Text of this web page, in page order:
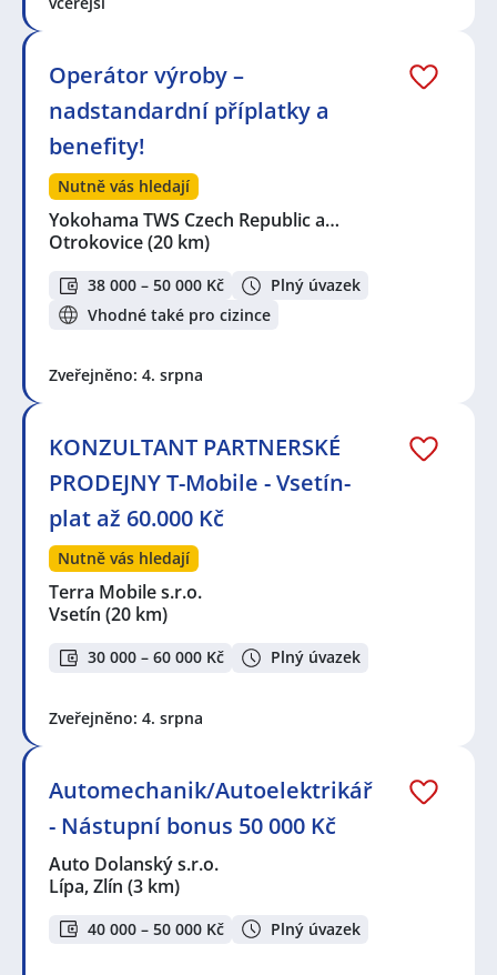
Operátor výroby –
nadstandardní příplatky a
benefity!
Nutně vás hledají
Yokohama TWS Czech Republic a…
Otrokovice(20 km)
38 000 – 50 000 Kč
Plný úvazek
Vhodné také pro cizince
Zveřejněno: 4. srpna
KONZULTANT PARTNERSKÉ
PRODEJNY T-Mobile - Vsetín-
plat až 60.000 Kč
Nutně vás hledají
Terra Mobile s.r.o.
Vsetín (20 km)
30 000 – 60 000 Kč Plný úvazek
Zveřejněno: 4. srpna
Automechanik/Autoelektrikář
- Nástupní bonus 50 000 Kč
Auto Dolanský s.r.o.
Lípa, Zlín (3 km)
40 000 – 50 000 Kč Plný úvazek